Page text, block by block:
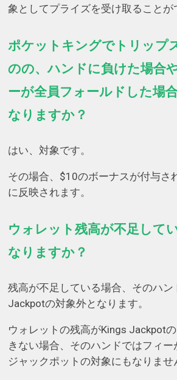
象としてプライズを受け取ることが
ポケットキングでトリップ
のの、ハンドに負けた場合
ーが全員フォールドした場
なりますか？
はい、対象です。
その場合、$10のボーナスが付与さ
に反映されます。
ウォレット残高が不足して
なりますか？
残高が不足している場合、そのハン
Jackpotの対象外となります。
ウォレットの残高がKings Jackpot
きない場合、そのハンドではフィー
ジャックポットの対象にもなりませ